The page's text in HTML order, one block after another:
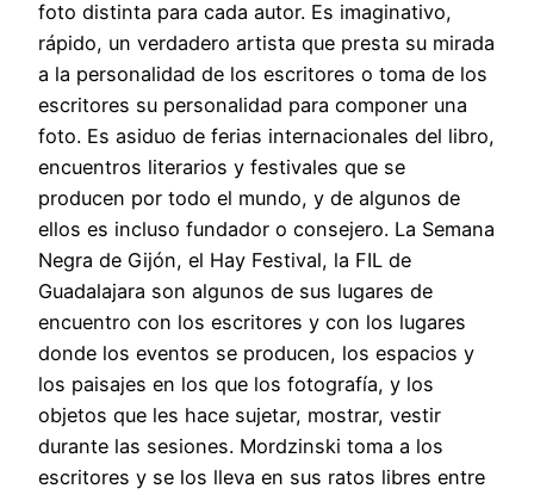
foto distinta para cada autor. Es imaginativo,
rápido, un verdadero artista que presta su mirada
a la personalidad de los escritores o toma de los
escritores su personalidad para componer una
foto. Es asiduo de ferias internacionales del libro,
encuentros literarios y festivales que se
producen por todo el mundo, y de algunos de
ellos es incluso fundador o consejero. La Semana
Negra de Gijón, el Hay Festival, la FIL de
Guadalajara son algunos de sus lugares de
encuentro con los escritores y con los lugares
donde los eventos se producen, los espacios y
los paisajes en los que los fotografía, y los
objetos que les hace sujetar, mostrar, vestir
durante las sesiones. Mordzinski toma a los
escritores y se los lleva en sus ratos libres entre